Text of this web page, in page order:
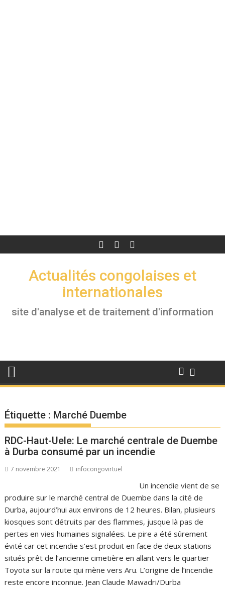
Actualités congolaises et
internationales
site d'analyse et de traitement d'information
Étiquette : Marché Duembe
RDC-Haut-Uele: Le marché centrale de Duembe
à Durba consumé par un incendie
7 novembre 2021 infocongovirtuel
Un incendie vient de se
produire sur le marché central de Duembe dans la cité de
Durba, aujourd’hui aux environs de 12 heures. Bilan, plusieurs
kiosques sont détruits par des flammes, jusque là pas de
pertes en vies humaines signalées. Le pire a été sûrement
évité car cet incendie s’est produit en face de deux stations
situés prêt de l’ancienne cimetière en allant vers le quartier
Toyota sur la route qui mène vers Aru. L’origine de l’incendie
reste encore inconnue. Jean Claude Mawadri/Durba